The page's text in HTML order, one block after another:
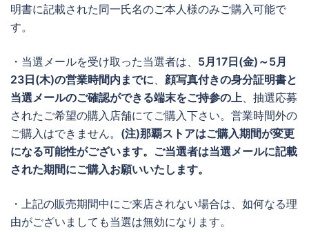
明書に記載された同一氏名のご本人様のみご購入可能で
す。
・当選メールを受け取った当選者は、 5月17日(金)～5月
23日(木)の営業時間内までに、 顔写真付きの身分証明書と
当選メールのご確認ができる端末をご持参の上、抽選応募
されたご希望の購入店舗にてご購入下さい。営業時間外の
ご購入はできません。 (注)那覇ストアはご購入期間が変更
になる可能性がございます。ご当選者は当選メールに記載
された期間にご購入お願いいたします。
・上記の販売期間中にご来店されない場合は、如何なる理
由がございましても当選は無効になります。